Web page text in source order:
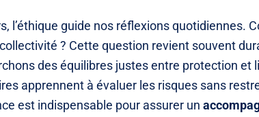
l’éthique guide nos réflexions quotidiennes.
? Cette question revient souvent
des équilibres justes entre protection et
apprennent à évaluer les risques sans
est indispensable pour assurer un